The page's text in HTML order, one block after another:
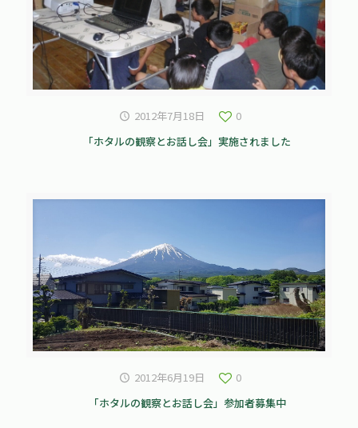
2012年7月18日
0
「ホタルの観察とお話し会」実施されました
2012年6月19日
0
「ホタルの観察とお話し会」参加者募集中